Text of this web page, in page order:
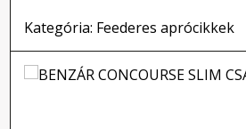
Kategória: Feederes aprócikkek